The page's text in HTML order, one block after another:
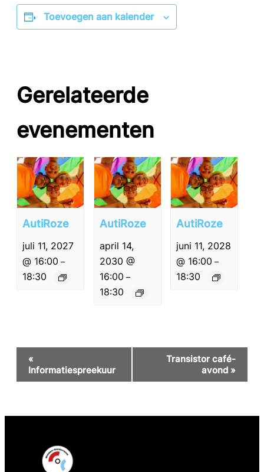
Toevoegen aan kalender
Gerelateerde
evenementen
AutiRoze
juli 11, 2027
@ 16:00 –
18:30
AutiRoze
april 14,
2030 @
16:00 –
18:30
AutiRoze
juni 11, 2028
@ 16:00 –
18:30
Evenement
Navigatie
«
Informatiespreekuur
Transistor café-
avond »